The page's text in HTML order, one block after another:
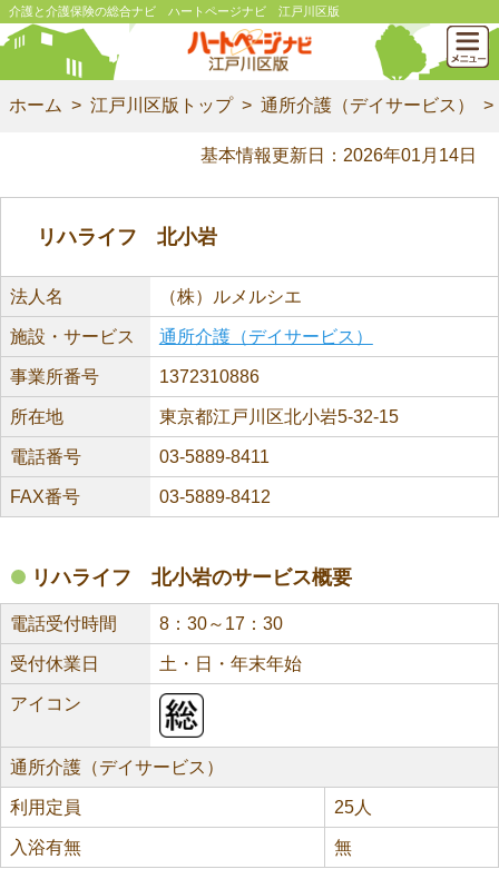
介護と介護保険の総合ナビ ハートページナビ 江戸川区版
ホーム 江戸川区版トップ 通所介護（デイサービス）
基本情報更新日：2026年01月14日
リハライフ 北小岩
法人名 （株）ルメルシエ
施設・サービス 通所介護（デイサービス）
事業所番号 1372310886
所在地 東京都江戸川区北小岩5-32-15
電話番号 03-5889-8411
FAX番号 03-5889-8412
リハライフ 北小岩のサービス概要
電話受付時間 8：30～17：30
受付休業日 土・日・年末年始
アイコン
通所介護（デイサービス）
利用定員 25人
入浴有無 無